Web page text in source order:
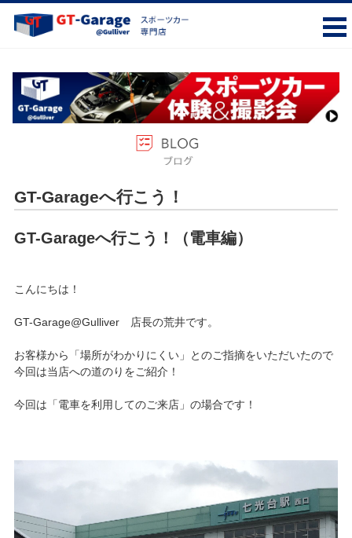
GT-Garageへ行こう！
GT-Garageへ行こう！（電車編）
こんにちは！
GT-Garage@Gulliver 店長の荒井です。
お客様から「場所がわかりにくい」とのご指摘をいただいたので
今回は当店への道のりをご紹介！
今回は「電車を利用してのご来店」の場合です！